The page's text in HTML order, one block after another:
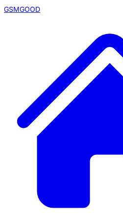
GSMGOOD